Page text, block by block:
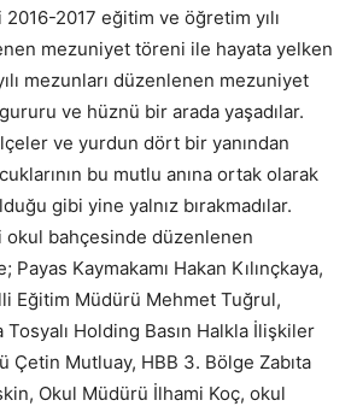
2017 eğitim ve öğretim yılı
mezuniyet töreni ile hayata yelken
mezunları düzenlenen mezuniyet
ve hüznü bir arada yaşadılar.
ve yurdun dört bir yanından
bu mutlu anına ortak olarak
gibi yine yalnız bırakmadılar.
okul bahçesinde düzenlenen
Kaymakamı Hakan Kılınçkaya,
Eğitim Müdürü Mehmet Tuğrul,
Tosyalı Holding Basın Halkla İlişkiler
Çetin Mutluay, HBB 3. Bölge Zabıta
Okul Müdürü İlhami Koç, okul